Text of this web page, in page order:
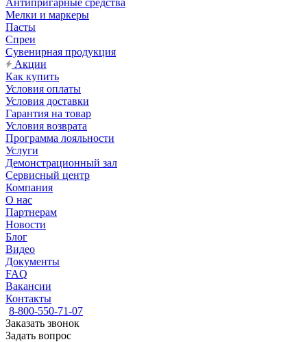
Антипригарные средства
Мелки и маркеры
Пасты
Спреи
Сувенирная продукция
Акции
Как купить
Условия оплаты
Условия доставки
Гарантия на товар
Условия возврата
Программа лояльности
Услуги
Демонстрационный зал
Сервисный центр
Компания
О нас
Партнерам
Новости
Блог
Видео
Документы
FAQ
Вакансии
Контакты
8-800-550-71-07
Заказать звонок
Задать вопрос